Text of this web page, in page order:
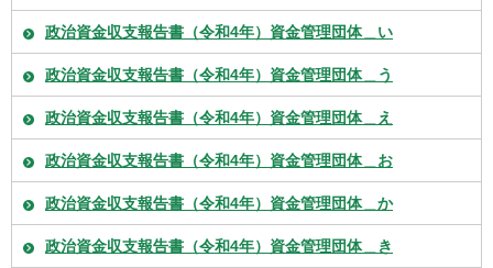
政治資金収支報告書（令和4年）資金管理団体＿い
政治資金収支報告書（令和4年）資金管理団体＿う
政治資金収支報告書（令和4年）資金管理団体＿え
政治資金収支報告書（令和4年）資金管理団体＿お
政治資金収支報告書（令和4年）資金管理団体＿か
政治資金収支報告書（令和4年）資金管理団体＿き